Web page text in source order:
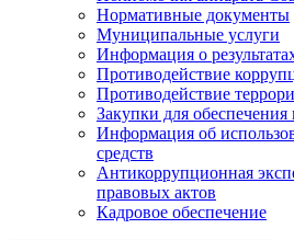
Нормативные документы
Муниципальные услуги
Информация о
Противодействие
Противодействие
Закупки для
Информация об
средств
Антикоррупционная
правовых актов
Кадровое обеспечение